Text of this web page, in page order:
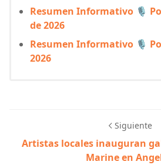
Resumen Informativo 🎙️
de 2026
Resumen Informativo 🎙️
2026
Siguiente
Artistas locales inauguran
Marine en